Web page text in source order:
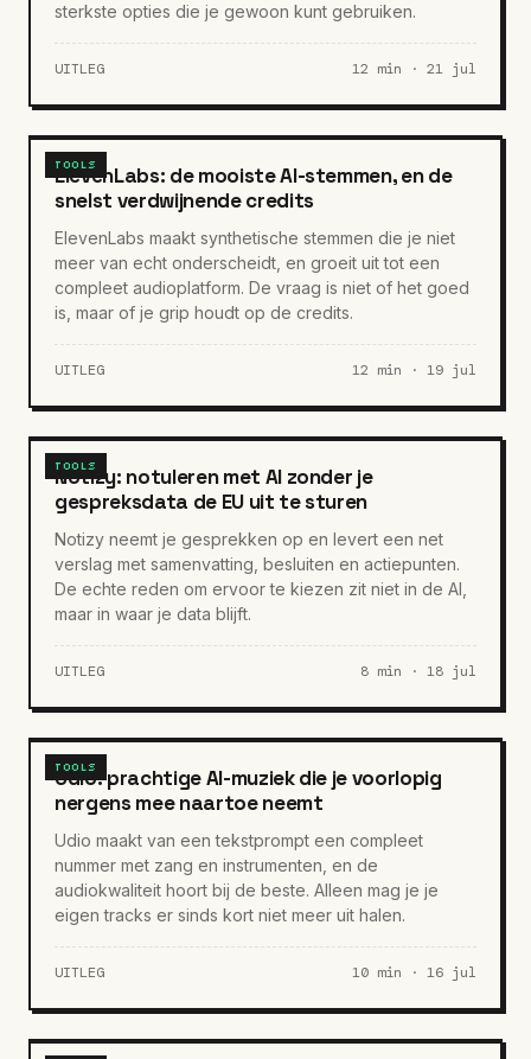
sterkste opties die je gewoon kunt gebruiken.
UITLEG 12 min · 21 jul
TOOLS
ElevenLabs: de mooiste AI-stemmen, en de
snelst verdwijnende credits
ElevenLabs maakt synthetische stemmen die je niet
meer van echt onderscheidt, en groeit uit tot een
compleet audioplatform. De vraag is niet of het goed
is, maar of je grip houdt op de credits.
UITLEG 12 min · 19 jul
TOOLS
Notizy: notuleren met AI zonder je
gespreksdata de EU uit te sturen
Notizy neemt je gesprekken op en levert een net
verslag met samenvatting, besluiten en actiepunten.
De echte reden om ervoor te kiezen zit niet in de AI,
maar in waar je data blijft.
UITLEG 8 min · 18 jul
TOOLS
Udio: prachtige AI-muziek die je voorlopig
nergens mee naartoe neemt
Udio maakt van een tekstprompt een compleet
nummer met zang en instrumenten, en de
audiokwaliteit hoort bij de beste. Alleen mag je je
eigen tracks er sinds kort niet meer uit halen.
UITLEG 10 min · 16 jul